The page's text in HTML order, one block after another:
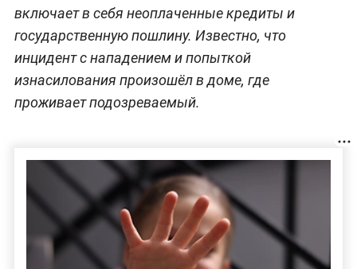
включает в себя неоплаченные кредиты и
государственную пошлину. Известно, что
инцидент с нападением и попыткой
изнасилования произошёл в доме, где
проживает подозреваемый.